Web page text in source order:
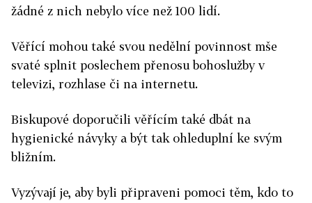
žádné z nich nebylo více než 100 lidí.
Věřící mohou také svou nedělní povinnost mše
svaté splnit poslechem přenosu bohoslužby v
televizi, rozhlase či na internetu.
Biskupové doporučili věřícím také dbát na
hygienické návyky a být tak ohleduplní ke svým
bližním.
Vyzývají je, aby byli připraveni pomoci těm, kdo to